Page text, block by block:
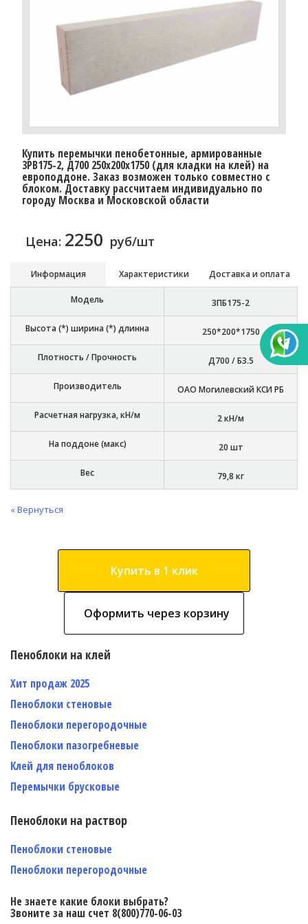
Купить перемычки пенобетонные, армированные
3PB175-2, Д700 250х200х1750 (для кладки на клей) на
европоддоне. Заказ возможен только совместно с
блоком. Доставку рассчитаем индивидуально по
городу Москва и Московской области
Цена: 2250 руб/шт
Информация Характеристики Доставка и оплата
Модель 3ПБ175-2
Высота (*) ширина (*) длинна 250*200*1750
Плотность / Прочность Д700 / Б3.5
Производитель ОАО Могилевский КСИ РБ
Расчетная нагрузка, кН/м 2 кН/м
На поддоне (макс) 20 шт
Вес 79,8 кг
« Вернуться
Купить в 1 клик
Оформить через корзину
Пеноблоки на клей
Хит продаж 2025
Пеноблоки стеновые
Пеноблоки перегородочные
Пеноблоки пазогребневые
Клей для пеноблоков
Перемычки брусковые
Пеноблоки на раствор
Пеноблоки стеновые
Пеноблоки перегородочные
Не знаете какие блоки выбрать?
Звоните за наш счет 8(800)770-06-03